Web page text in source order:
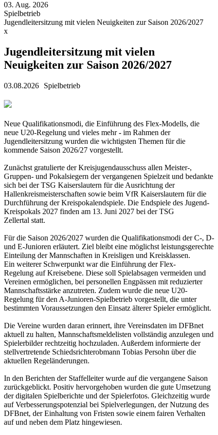
03. Aug. 2026
Spielbetrieb
Jugendleitersitzung mit vielen Neuigkeiten zur Saison 2026/2027
x
Jugendleitersitzung mit vielen
Neuigkeiten zur Saison 2026/2027
03.08.2026 Spielbetrieb
Neue Qualifikationsmodi, die Einführung des Flex-Modells, die
neue U20-Regelung und vieles mehr- im Rahmen der
Jugendleitersitzung wurden die wichtigsten Themen für die
kommende Saison 2026/27 vorgestellt.
Zunächst gratulierte der Kreisjugendausschuss allen Meister-,
Gruppen- und Pokalsiegern der vergangenen Spielzeit und bedankte
sich bei der TSG Kaiserslautern für die Ausrichtung der
Hallenkreismeisterschaften sowie beim VfR Kaiserslautern für die
Durchführung der Kreispokalendspiele. Die Endspiele des Jugend-
Kreispokals 2027 finden am 13. Juni 2027 bei der TSG
Zellertal statt.
Für die Saison 2026/2027 wurden die Qualifikationsmodi der C-, D-
und E-Junioren erläutert. Ziel bleibt eine möglichst leistungsgerechte
Einteilung der Mannschaften in Kreisligen und Kreisklassen.
Ein weiterer Schwerpunkt war die Einführung der Flex-
Regelung auf Kreisebene. Diese soll Spielabsagen vermeiden und
Vereinen ermöglichen, bei personellen Engpässen mit reduzierter
Mannschaftsstärke anzutreten. Zudem wurde die neue U20-
Regelung für den A-Junioren-Spielbetrieb vorgestellt, die unter
bestimmten Voraussetzungen den Einsatz älterer Spieler ermöglicht.
Die Vereine wurden daran erinnert, ihre Vereinsdaten im DFBnet
aktuell zu halten, Mannschaftsmeldelisten vollständig anzulegen und
Spielerbilder rechtzeitig hochzuladen. Außerdem informierte der
stellvertretende Schiedsrichterobmann Tobias Persohn über die
aktuellen Regeländerungen.
In den Berichten der Staffelleiter wurde auf die vergangene Saison
zurückgeblickt. Positiv hervorgehoben wurden die gute Umsetzung
der digitalen Spielberichte und der Spielerfotos. Gleichzeitig wurde
auf Verbesserungspotenzial bei Spielverlegungen, der Nutzung des
DFBnet, der Einhaltung von Fristen sowie einem fairen Verhalten
auf und neben dem Platz hingewiesen.